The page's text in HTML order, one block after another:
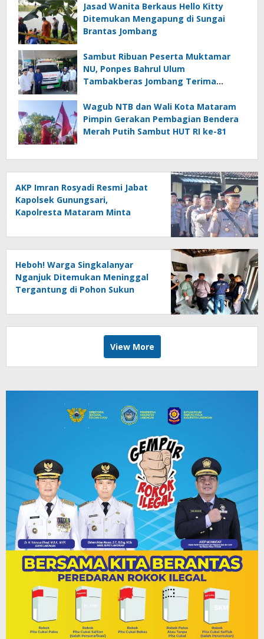
Jasad Wanita Berkaus Hello Kitty
Ditemukan Mengapung di Sungai
Brantas Jombang
Sambut Ribuan Peserta Muktamar
NU, Ponpes Bahrul Ulum
Tambakberas Jombang Terima
Wagub NTB dan Wali Kota Mataram
Pimpin Gerakan Pembagian Bendera
Merah Putih Sambut HUT RI ke-81
AKP Imran Rosyadi Resmi Jabat
Kapolsek Gunungsari,
Kapolresta Mataram Minta
Heboh! Warga Singkalanyar
Nganjuk Ditemukan Meninggal
Tergantung di Pohon Sukun
View More